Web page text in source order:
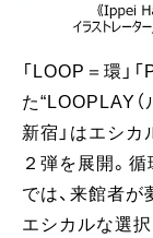
「LOOP＝環」
た“LOOPLAY（
新宿」はエシカ
２弾を展開。
では、来館者が
エシカルな選